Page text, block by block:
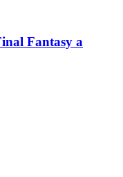
Fantasy a